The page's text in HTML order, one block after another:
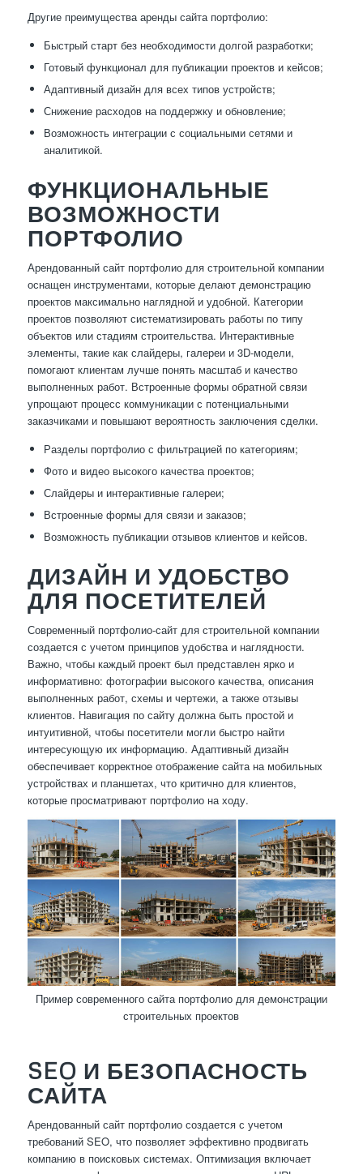
Другие преимущества аренды сайта портфолио:
Быстрый старт без необходимости долгой разработки;
Готовый функционал для публикации проектов и кейсов;
Адаптивный дизайн для всех типов устройств;
Снижение расходов на поддержку и обновление;
Возможность интеграции с социальными сетями и
аналитикой.
ФУНКЦИОНАЛЬНЫЕ
ВОЗМОЖНОСТИ
ПОРТФОЛИО
Арендованный сайт портфолио для строительной компании
оснащен инструментами, которые делают демонстрацию
проектов максимально наглядной и удобной. Категории
проектов позволяют систематизировать работы по типу
объектов или стадиям строительства. Интерактивные
элементы, такие как слайдеры, галереи и 3D-модели,
помогают клиентам лучше понять масштаб и качество
выполненных работ. Встроенные формы обратной связи
упрощают процесс коммуникации с потенциальными
заказчиками и повышают вероятность заключения сделки.
Разделы портфолио с фильтрацией по категориям;
Фото и видео высокого качества проектов;
Слайдеры и интерактивные галереи;
Встроенные формы для связи и заказов;
Возможность публикации отзывов клиентов и кейсов.
ДИЗАЙН И УДОБСТВО
ДЛЯ ПОСЕТИТЕЛЕЙ
Современный портфолио-сайт для строительной компании
создается с учетом принципов удобства и наглядности.
Важно, чтобы каждый проект был представлен ярко и
информативно: фотографии высокого качества, описания
выполненных работ, схемы и чертежи, а также отзывы
клиентов. Навигация по сайту должна быть простой и
интуитивной, чтобы посетители могли быстро найти
интересующую их информацию. Адаптивный дизайн
обеспечивает корректное отображение сайта на мобильных
устройствах и планшетах, что критично для клиентов,
которые просматривают портфолио на ходу.
Пример современного сайта портфолио для демонстрации
строительных проектов
SEO И БЕЗОПАСНОСТЬ
САЙТА
Арендованный сайт портфолио создается с учетом
требований SEO, что позволяет эффективно продвигать
компанию в поисковых системах. Оптимизация включает